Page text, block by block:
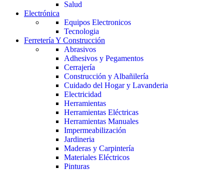
Salud
Electrónica
Equipos Electronicos
Tecnologia
Ferretería Y Construcción
Abrasivos
Adhesivos y Pegamentos
Cerrajería
Construcción y Albañilería
Cuidado del Hogar y Lavanderia
Electricidad
Herramientas
Herramientas Eléctricas
Herramientas Manuales
Impermeabilización
Jardineria
Maderas y Carpintería
Materiales Eléctricos
Pinturas